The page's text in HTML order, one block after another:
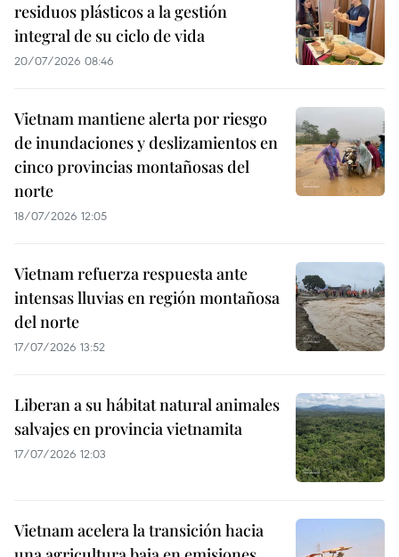
residuos plásticos a la gestión
integral de su ciclo de vida
20/07/2026 08:46
Vietnam mantiene alerta por riesgo
de inundaciones y deslizamientos en
cinco provincias montañosas del
norte
18/07/2026 12:05
Vietnam refuerza respuesta ante
intensas lluvias en región montañosa
del norte
17/07/2026 13:52
Liberan a su hábitat natural animales
salvajes en provincia vietnamita
17/07/2026 12:03
Vietnam acelera la transición hacia